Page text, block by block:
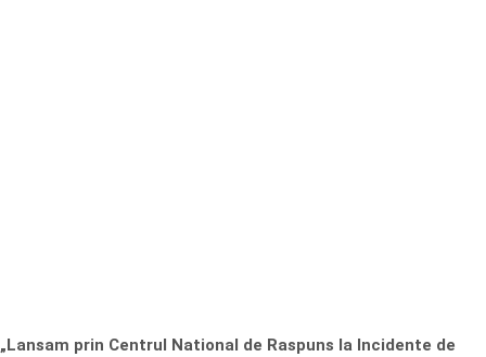
„Lansam prin Centrul National de Raspuns la Incidente de